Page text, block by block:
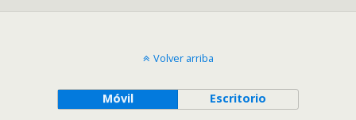
Volver arriba
Móvil Escritorio